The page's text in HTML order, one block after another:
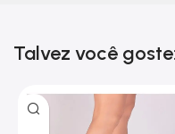
Talvez você